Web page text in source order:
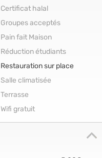
Certificat halal
Groupes acceptés
Pain fait Maison
Réduction étudiants
Restauration sur place
Salle climatisée
Terrasse
Wifi gratuit